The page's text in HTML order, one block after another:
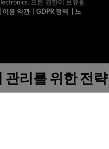
모든 권한이 보유됨.
이용 약관| GDPR 정책
노
관리를 위한 전략